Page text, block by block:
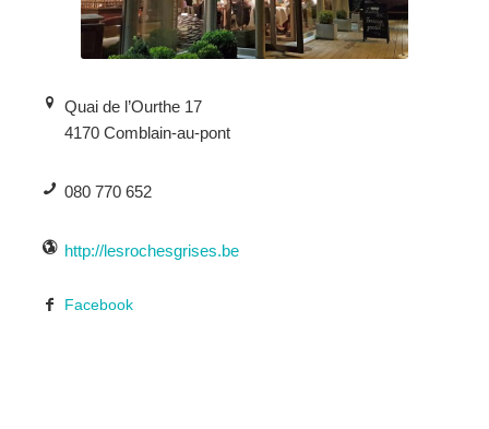
Quai de l’Ourthe 17
4170 Comblain-au-pont
080 770 652
http://lesrochesgrises.be
Facebook